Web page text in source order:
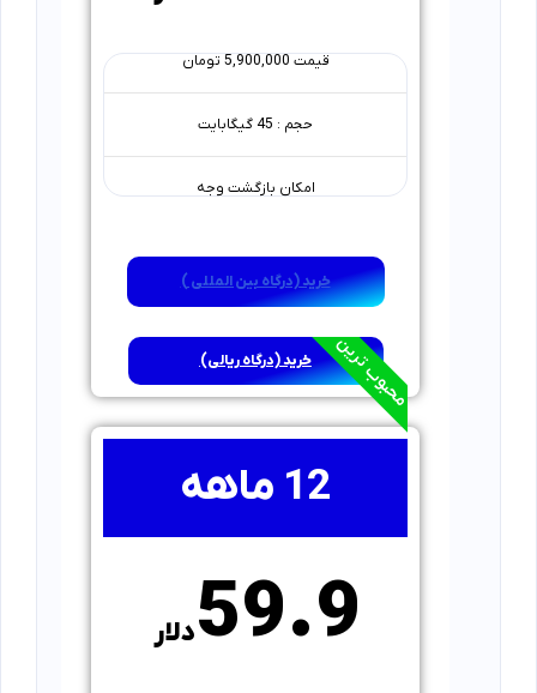
قیمت 5,900,000 تومان
حجم : 45 گیگابایت
امکان بازگشت وجه
خرید (درگاه بین المللی )
محبوب ترین خرید (درگاه ریالی)
12 ماهه
دلار59.9